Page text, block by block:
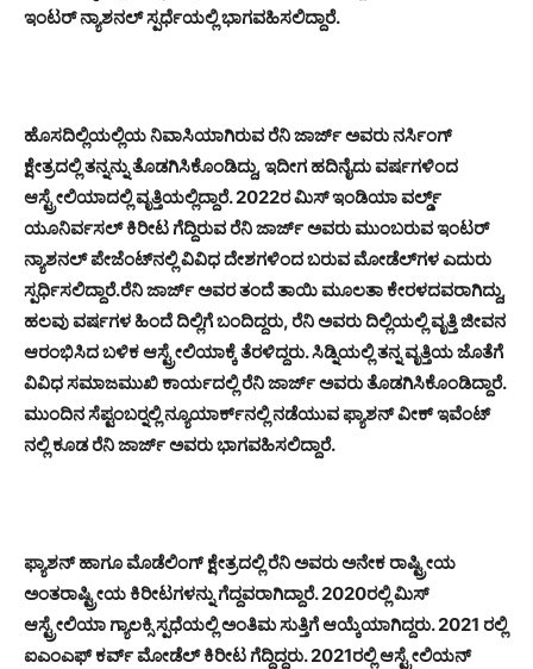
ಇಂಟರ್ ನ್ಯಾಶನಲ್ ಸ್ಪರ್ಧೆಯಲ್ಲಿ ಭಾಗವಹಿಸಲಿದ್ದಾರೆ.
ಹೊಸದಿಲ್ಲಿಯಲ್ಲಿಯ ನಿವಾಸಿಯಾಗಿರುವ ರೆನಿ ಜಾರ್ಜ್ ಅವರು ನರ್ಸಿಂಗ್
ಕ್ಷೇತ್ರದಲ್ಲಿ ತನ್ನನ್ನು ತೊಡಗಿಸಿಕೊಂಡಿದ್ದು, ಇದೀಗ ಹದಿನೈದು ವರ್ಷಗಳಿಂದ
ಆಸ್ಟ್ರೇಲಿಯಾದಲ್ಲಿ ವೃತ್ತಿಯಲ್ಲಿದ್ದಾರೆ. 2022ರ ಮಿಸ್ ಇಂಡಿಯಾ ವರ್ಲ್ಡ್
ಯೂನಿರ್ವಸಲ್ ಕಿರೀಟ ಗೆದ್ದಿರುವ ರೆನಿ ಜಾರ್ಜ್ ಅವರು ಮುಂಬರುವ ಇಂಟರ್
ನ್ಯಾಶನಲ್ ಪೇಜೆಂಟ್‍ನಲ್ಲಿ ವಿವಿಧ ದೇಶಗಳಿಂದ ಬರುವ ಮೋಡೆಲ್‍ಗಳ ಎದುರು
ಸ್ಪರ್ಧಿಸಲಿದ್ದಾರೆ.ರೆನಿ ಜಾರ್ಜ್ ಅವರ ತಂದೆ ತಾಯಿ ಮೂಲತಾ ಕೇರಳದವರಾಗಿದ್ದು,
ಹಲವು ವರ್ಷಗಳ ಹಿಂದೆ ದಿಲ್ಲಿಗೆ ಬಂದಿದ್ದರು, ರೆನಿ ಅವರು ದಿಲ್ಲಿಯಲ್ಲಿ ವೃತ್ತಿ ಜೀವನ
ಆರಂಭಿಸಿದ ಬಳಿಕ ಆಸ್ಟ್ರೇಲಿಯಾಕ್ಕೆ ತೆರಳಿದ್ದರು. ಸಿಡ್ನಿಯಲ್ಲಿ ತನ್ನ ವೃತ್ತಿಯ ಜೊತೆಗೆ
ವಿವಿಧ ಸಮಾಜಮುಖಿ ಕಾರ್ಯದಲ್ಲಿ ರೆನಿ ಜಾರ್ಜ್ ಅವರು ತೊಡಗಿಸಿಕೊಂಡಿದ್ದಾರೆ.
ಮುಂದಿನ ಸೆಪ್ಟಂಬರ್‍ನಲ್ಲಿ ನ್ಯೂಯಾರ್ಕ್‍ನಲ್ಲಿ ನಡೆಯುವ ಫ್ಯಾಶನ್ ವೀಕ್ ಇವೆಂಟ್
ನಲ್ಲಿ ಕೂಡ ರೆನಿ ಜಾರ್ಜ್ ಅವರು ಭಾಗವಹಿಸಲಿದ್ದಾರೆ.
ಫ್ಯಾಶನ್ ಹಾಗೂ ಮೊಡೆಲಿಂಗ್ ಕ್ಷೇತ್ರದಲ್ಲಿ ರೆನಿ ಅವರು ಅನೇಕ ರಾಷ್ಟ್ರೀಯ
ಅಂತರಾಷ್ಟ್ರೀಯ ಕಿರೀಟಗಳನ್ನು ಗೆದ್ದವರಾಗಿದ್ದಾರೆ. 2020ರಲ್ಲಿ ಮಿಸ್
ಆಸ್ಟ್ರೇಲಿಯಾ ಗ್ಯಾಲಕ್ಸಿ ಸ್ಪಧೆಯಲ್ಲಿ ಅಂತಿಮ ಸುತ್ತಿಗೆ ಆಯ್ಕೆಯಾಗಿದ್ದರು. 2021 ರಲ್ಲಿ
ಐಎಂಎಫ್ ಕರ್ವ್ ಮೋಡೆಲ್ ಕಿರೀಟ ಗೆದ್ದಿದ್ದರು. 2021ರಲ್ಲಿ ಆಸ್ಟ್ರೇಲಿಯನ್